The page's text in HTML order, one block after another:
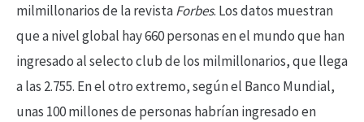
milmillonarios de la revistaForbes. Los datos muestran
que a nivel global hay 660 personas en el mundo que han
ingresado al selecto club de los milmillonarios, que llega
a las 2.755. En el otro extremo, según el Banco Mundial,
unas 100 millones de personas habrían ingresado en